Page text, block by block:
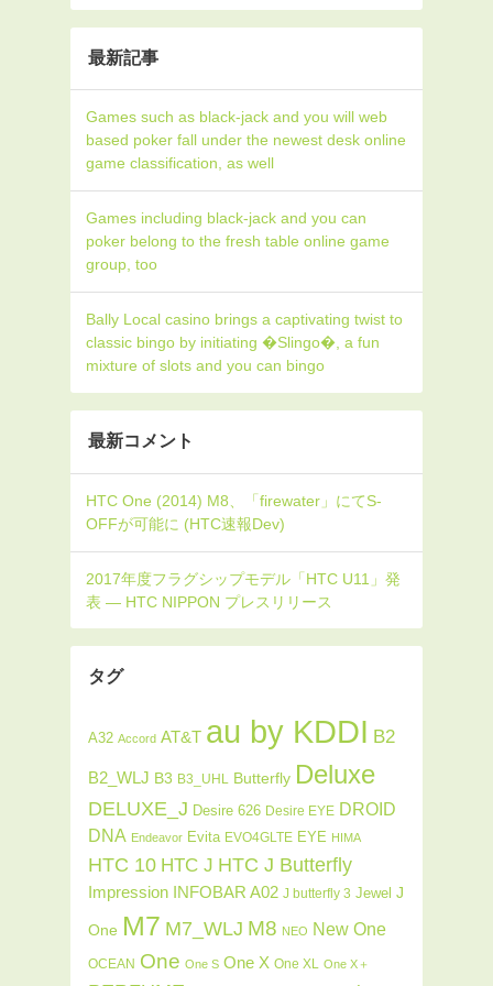
最新記事
Games such as black-jack and you will web
based poker fall under the newest desk online
game classification, as well
Games including black-jack and you can
poker belong to the fresh table online game
group, too
Bally Local casino brings a captivating twist to
classic bingo by initiating �Slingo�, a fun
mixture of slots and you can bingo
最新コメント
タグ
A32 Accord AT&T au by KDDI B2
B2_WLJ B3 B3_UHL Butterfly Deluxe
DELUXE_J Desire 626 Desire EYE DROID
DNA Endeavor Evita EVO4GLTE EYE HIMA
HTC 10 HTC J HTC J Butterfly
Impression INFOBAR A02 J butterfly 3 Jewel J
One M7 M7_WLJ M8 NEO New One
OCEAN One One S One X One XL One X＋